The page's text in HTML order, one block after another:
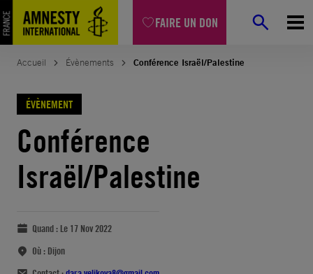
FAIRE UN DON
Accueil Évènements Conférence Israël/Palestine
ÉVÈNEMENT
Conférence
Israël/Palestine
Quand : Le 17 Nov 2022
Où : Dijon